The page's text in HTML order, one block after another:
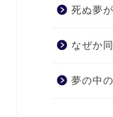
死ぬ夢
なぜか
夢の中